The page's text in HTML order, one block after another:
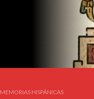
MEMORIAS HISPÁNICAS